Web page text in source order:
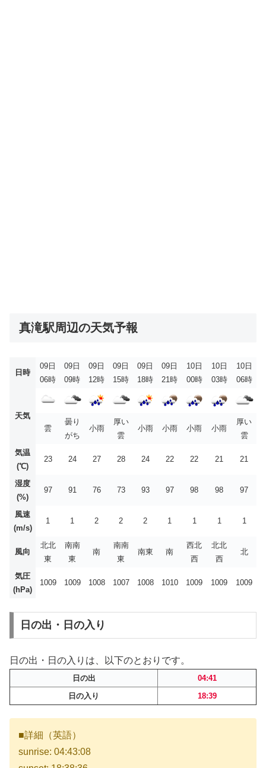
真滝駅周辺の天気予報
日時
09日
06時
09日
09時
09日
12時
09日
15時
09日
18時
09日
21時
10日
00時
10日
03時
10日
06時
天気
雲
曇り
がち
小雨
厚い
雲
小雨 小雨 小雨 小雨
厚い
雲
気温
(℃)
23 24 27 28 24 22 22 21 21
湿度
(%)
97 91 76 73 93 97 98 98 97
風速
(m/s)
1 1 2 2 2 1 1 1 1
風向
北北
東
南南
東
南
南南
東
南東 南
西北
西
北北
西
北
気圧
(hPa)
1009 1009 1008 1007 1008 1010 1009 1009 1009
日の出・日の入り
日の出・日の入りは、以下のとおりです。
日の出
04:41
日の入り
18:39
■詳細（英語）
sunrise: 04:43:08